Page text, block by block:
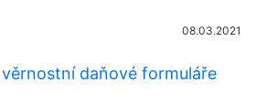
08.03.2021
věrnostní daňové formuláře